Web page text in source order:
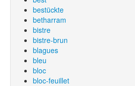
bestückte
betharram
bistre
bistre-brun
blagues
bleu
bloc
bloc-feuillet